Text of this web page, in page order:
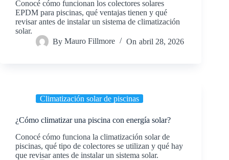
Conocé cómo funcionan los colectores solares
EPDM para piscinas, qué ventajas tienen y qué
revisar antes de instalar un sistema de climatización
solar.
By Mauro Fillmore On abril 28, 2026
Climatización solar de piscinas
¿Cómo climatizar una piscina con energía solar?
Conocé cómo funciona la climatización solar de
piscinas, qué tipo de colectores se utilizan y qué hay
que revisar antes de instalar un sistema solar.